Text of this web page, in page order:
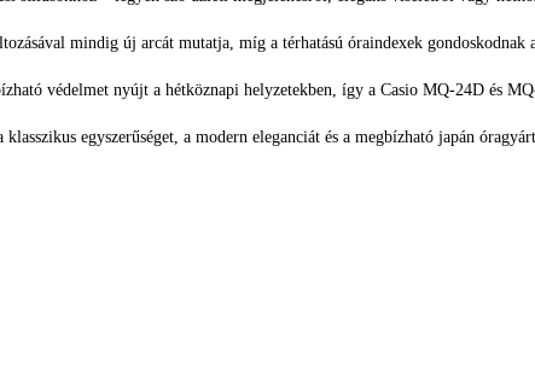
mindig új arcát mutatja, míg a térhatású óraindexek gondoskodnak
védelmet nyújt a hétköznapi helyzetekben, így a Casio MQ-24D és
egyszerűséget, a modern eleganciát és a megbízható japán